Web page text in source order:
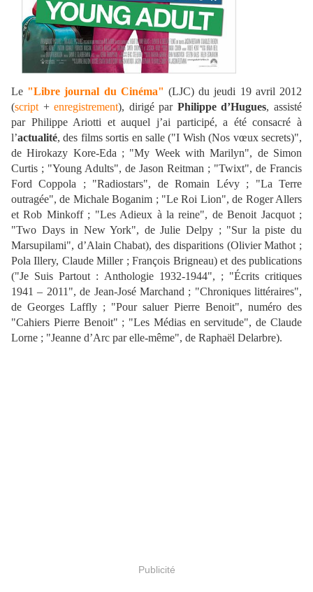
Le "Libre journal du Cinéma" (LJC) du jeudi 19 avril 2012
(script +enregistrement), dirigé par Philippe d’Hugues, assisté
par Philippe Ariotti et auquel j’ai participé, a été consacré à
l’actualité, des films sortis en salle ("I Wish (Nos vœux secrets)",
de Hirokazy Kore-Eda ; "My Week with Marilyn", de Simon
Curtis ; "Young Adults", de Jason Reitman ; "Twixt", de Francis
Ford Coppola ; "Radiostars", de Romain Lévy ; "La Terre
outragée", de Michale Boganim ; "Le Roi Lion", de Roger Allers
et Rob Minkoff ; "Les Adieux à la reine", de Benoit Jacquot ;
"Two Days in New York", de Julie Delpy ; "Sur la piste du
Marsupilami", d’Alain Chabat), des disparitions (Olivier Mathot ;
Pola Illery, Claude Miller ; François Brigneau) et des publications
("Je Suis Partout : Anthologie 1932-1944", ; "Écrits critiques
1941 – 2011", de Jean-José Marchand ; "Chroniques littéraires",
de Georges Laffly ; "Pour saluer Pierre Benoit", numéro des
"Cahiers Pierre Benoit" ; "Les Médias en servitude", de Claude
Lorne ; "Jeanne d’Arc par elle-même", de Raphaël Delarbre).
Publicité